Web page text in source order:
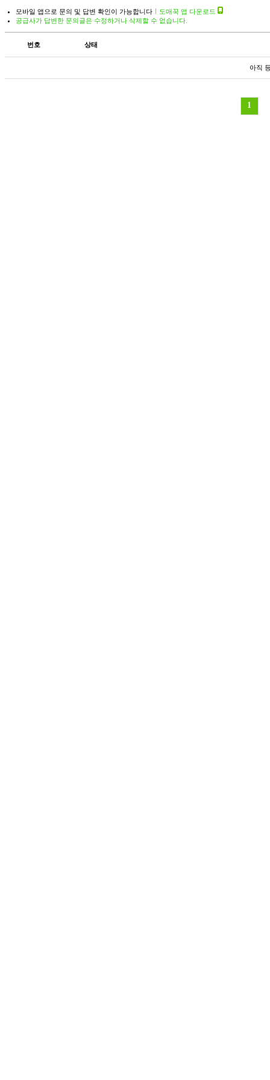
모바일 앱으로 문의 및 답변 확인이 가능합니다
도매꾹 앱 다운로드
공급사가 답변한 문의글은 수정하거나 삭제할 수 없습니다.
번호 상태
아직
1